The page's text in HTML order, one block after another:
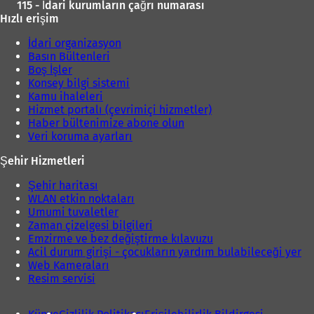
115 - İdari kurumların çağrı numarası
Hızlı erişim
İdari organizasyon
Basın Bültenleri
Boş İşler
Konsey bilgi sistemi
Kamu ihaleleri
Hizmet portalı (çevrimiçi hizmetler)
Haber bültenimize abone olun
Veri koruma ayarları
Şehir Hizmetleri
Şehir haritası
WLAN etkin noktaları
Umumi tuvaletler
Zaman çizelgesi bilgileri
Emzirme ve bez değiştirme kılavuzu
Acil durum girişi - çocukların yardım bulabileceği yer
Web Kameraları
Resim servisi